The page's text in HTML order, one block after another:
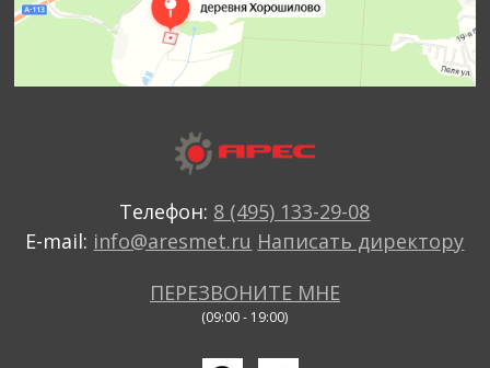
Телефон: 8 (495) 133-29-08
E-mail: info@aresmet.ru Написать директору
ПЕРЕЗВОНИТЕ МНЕ
(09:00 - 19:00)